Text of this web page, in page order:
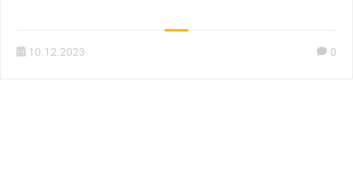
10.12.2023 0